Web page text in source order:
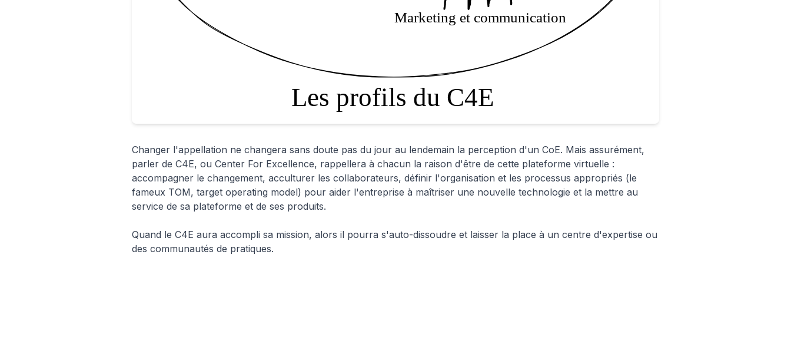
Changer l'appellation ne changera sans doute pas du jour au lendemain la perception d'un CoE. Mais assurément,
parler de C4E, ou Center For Excellence, rappellera à chacun la raison d'être de cette plateforme virtuelle :
accompagner le changement, acculturer les collaborateurs, définir l'organisation et les processus appropriés (le
fameux TOM, target operating model) pour aider l'entreprise à maîtriser une nouvelle technologie et la mettre au
service de sa plateforme et de ses produits.
Quand le C4E aura accompli sa mission, alors il pourra s'auto-dissoudre et laisser la place à un centre d'expertise ou
des communautés de pratiques.